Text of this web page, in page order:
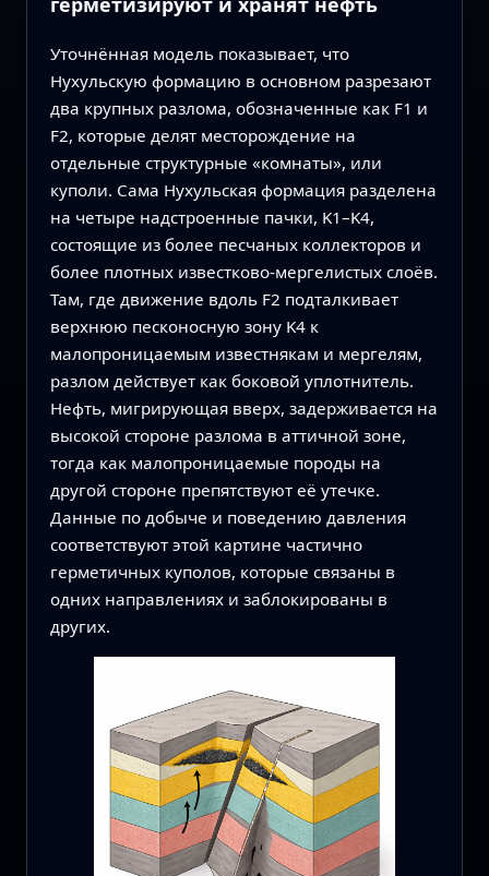
Уточнённая модель показывает, что
Нухульскую формацию в основном разрезают
два крупных разлома, обозначенные как F1 и
F2, которые делят месторождение на
отдельные структурные «комнаты», или
куполи. Сама Нухульская формация разделена
на четыре надстроенные пачки, K1–K4,
состоящие из более песчаных коллекторов и
более плотных известково‑мергелистых слоёв.
Там, где движение вдоль F2 подталкивает
верхнюю песконосную зону K4 к
малопроницаемым известнякам и мергелям,
разлом действует как боковой уплотнитель.
Нефть, мигрирующая вверх, задерживается на
высокой стороне разлома в аттичной зоне,
тогда как малопроницаемые породы на
другой стороне препятствуют её утечке.
Данные по добыче и поведению давления
соответствуют этой картине частично
герметичных куполов, которые связаны в
одних направлениях и заблокированы в
других.